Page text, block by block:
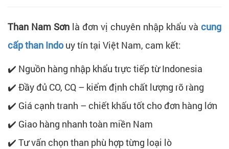
Than Nam Sơn là đơn vị chuyên nhập khẩu và cung
cấp than Indo uy tín tại Việt Nam, cam kết:
✔️ Nguồn hàng nhập khẩu trực tiếp từ Indonesia
✔️ Đầy đủ CO, CQ – kiểm định chất lượng rõ ràng
✔️ Giá cạnh tranh – chiết khấu tốt cho đơn hàng lớn
✔️ Giao hàng nhanh toàn miền Nam
✔️ Tư vấn chọn than phù hợp từng loại lò